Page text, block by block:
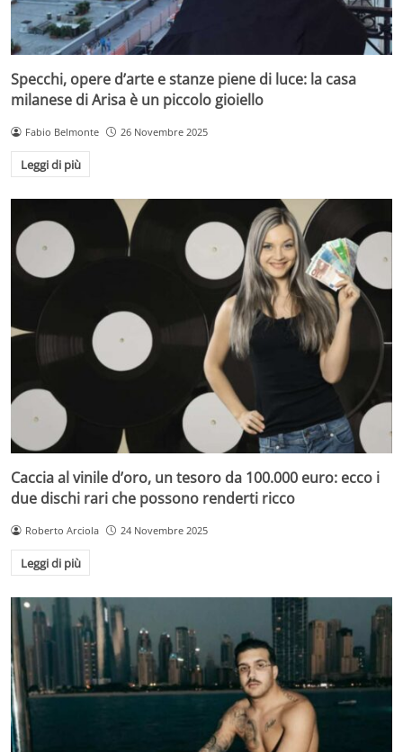
Specchi, opere d’arte e stanze piene di luce: la casa
milanese di Arisa è un piccolo gioiello
Fabio Belmonte 26 Novembre 2025
Leggi di più
Caccia al vinile d’oro, un tesoro da 100.000 euro: ecco i
due dischi rari che possono renderti ricco
Roberto Arciola 24 Novembre 2025
Leggi di più